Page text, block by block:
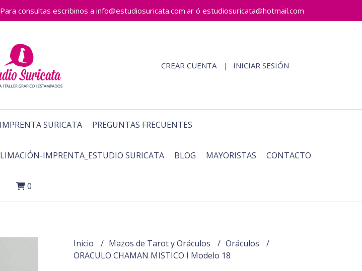
consultas escribinos a info@estudiosuricata.com.ar ó estudiosuricata@hotmail.com
CREAR CUENTA INICIAR SESIÓN
SURICATA PREGUNTAS FRECUENTES
IMPRENTA_ESTUDIO SURICATA BLOG MAYORISTAS CONTACTO
0
Inicio Mazos de Tarot y Oráculos
Oráculos
ORACULO CHAMAN MISTICO I Modelo 18